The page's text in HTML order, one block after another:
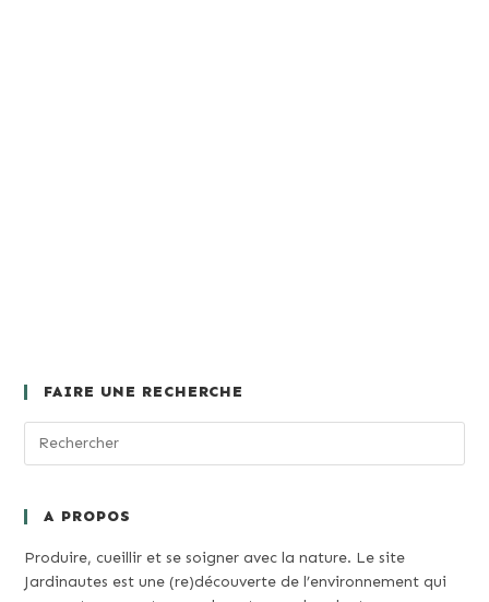
FAIRE UNE RECHERCHE
A PROPOS
Produire, cueillir et se soigner avec la nature. Le site
Jardinautes est une (re)découverte de l’environnement qui